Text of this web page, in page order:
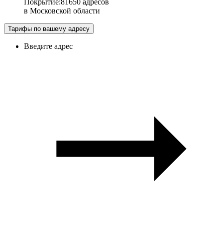
в Московской области
Тарифы по вашему адресу
Введите адрес